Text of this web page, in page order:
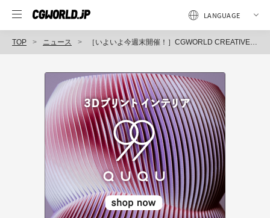
TOP ニュース ［いよいよ今週末開催！］CGWORLD CREATIVE MEETING大阪開催！CC2、exsa、KOO-KIのセッション内容を確認しよう！